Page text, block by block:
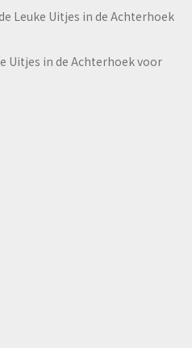
Leuke Uitjes in de Achterhoek
Uitjes in de Achterhoek voor